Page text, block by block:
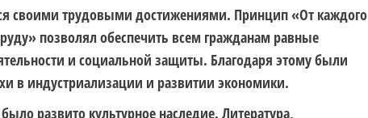
своими трудовыми достижениями. Принцип «От каждого
позволял обеспечить всем гражданам равные
и социальной защиты. Благодаря этому были
в индустриализации и развитии экономики.
развито культурное наследие. Литература,